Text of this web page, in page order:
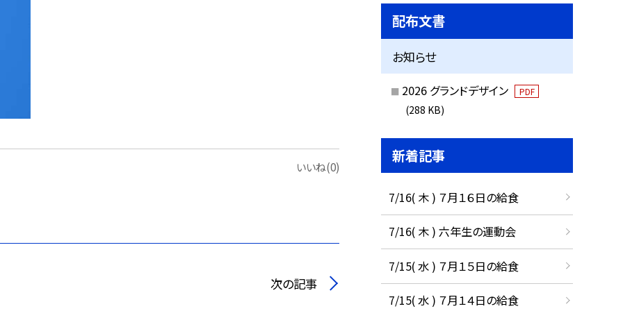
いいね(0)
次の記事
配布文書
お知らせ
2026 グランドデザイン PDF
(288 KB)
新着記事
7/16( 木 ) ７月１６日の給食
7/16( 木 ) 六年生の運動会
7/15( 水 ) ７月１５日の給食
7/15( 水 ) ７月１４日の給食